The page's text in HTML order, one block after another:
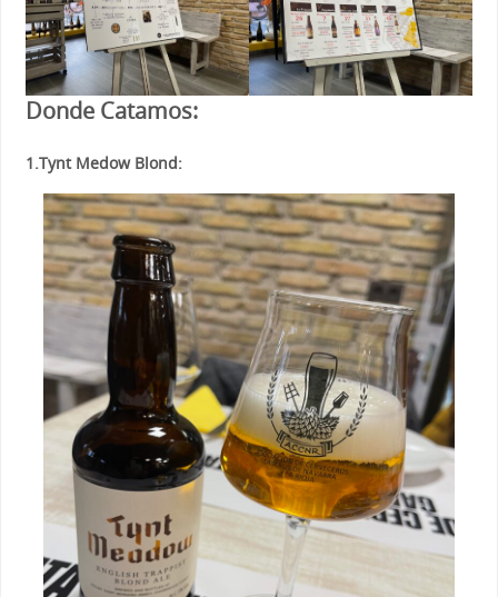
Donde Catamos:
1.Tynt Medow Blond: